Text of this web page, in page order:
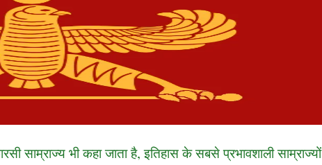
साम्राज्य भी कहा जाता है, इतिहास के सबसे प्रभावशाली साम्राज्यों